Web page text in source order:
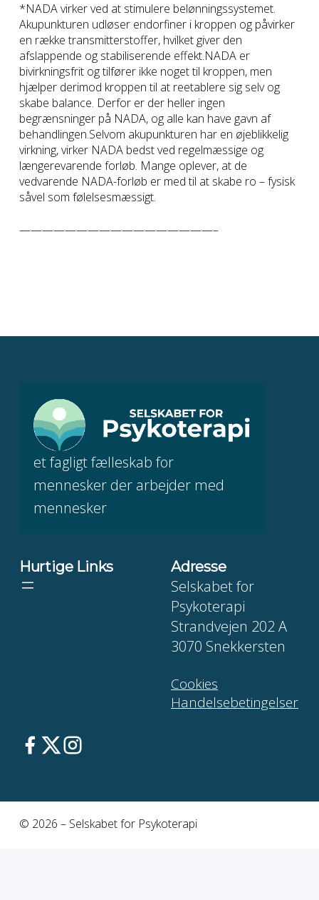
*NADA virker ved at stimulere belønningssystemet.
Akupunkturen udløser endorfiner i kroppen og påvirker
en række transmitterstoffer, hvilket giver den
afslappende og stabiliserende effekt.NADA er
bivirkningsfrit og tilfører ikke noget til kroppen, men
hjælper derimod kroppen til at reetablere sig selv og
skabe balance. Derfor er der heller ingen
begrænsninger på NADA, og alle kan have gavn af
behandlingen.Selvom akupunkturen har en øjeblikkelig
virkning, virker NADA bedst ved regelmæssige og
længerevarende forløb. Mange oplever, at de
vedvarende NADA-forløb er med til at skabe ro – fysisk
såvel som følelsesmæssigt.
—————————————————–
et fagligt fælleskab for
mennesker der arbejder med
mennesker
Hurtige Links Adresse
Selskabet for
Psykoterapi
Strandvejen 202 A
3070 Snekkersten
Cookies
Handelsebetingelser
© 2026 – Selskabet for Psykoterapi